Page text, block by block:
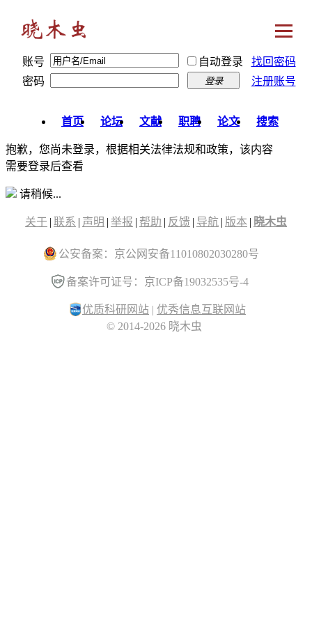
账号 自动登录
找回密码
密码
登录 注册账号
首页 论坛 文献 职聘 论文 搜索
抱歉，您尚未登录，根据相关法律法规和政策，该内容
需要登录后查看
请稍候...
关于 | 联系 | 声明 | 举报 | 帮助 | 反馈 | 导航 | 版本 | 晓木虫
公安备案：京公网安备11010802030280号
备案许可证号：京ICP备19032535号-4
优质科研网站 | 优秀信息互联网站
© 2014-2026 晓木虫